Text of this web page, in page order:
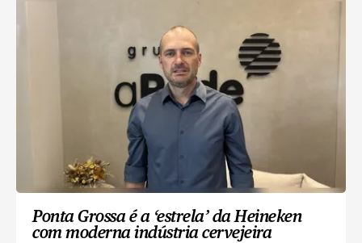
Ponta Grossa é a ‘estrela’ da Heineken
com moderna indústria cervejeira